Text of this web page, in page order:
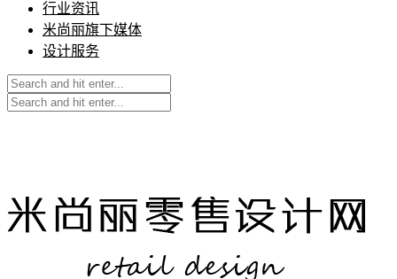
行业资讯
米尚丽旗下媒体
设计服务